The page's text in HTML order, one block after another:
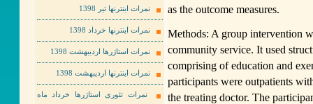
as the outcome measures.
Methods: A group intervention
community service. It used
comprising of education and
participants were outpatients
the treating doctor. The
نمرات اینترنها تیر 1398
نمرات اینترنها خرداد 1398
نمرات استاژرها اردیبهشت 1398
نمرات اینترنها اردیبهشت 1398
نمرات تئوری استاژرها خرداد ماه